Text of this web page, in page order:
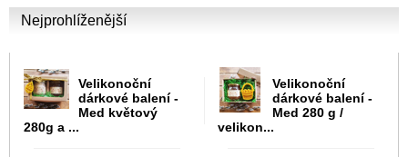
Nejprohlíženější
Velikonoční
dárkové balení -
Med květový
280g a ...
Velikonoční
dárkové balení -
Med 280 g /
velikon...